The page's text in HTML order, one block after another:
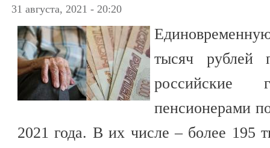
31 августа, 2021 - 20:20
тысяч рублей
российские
пенсионерами
2021 года. В их числе – более 195